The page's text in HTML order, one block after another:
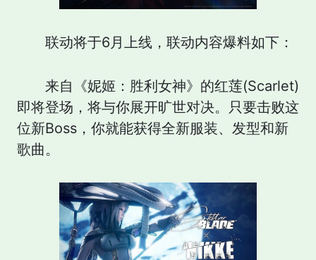
联动将于6月上线，联动内容爆料如下：
来自《妮姬：胜利女神》的红莲(Scarlet)
即将登场，将与你展开旷世对决。只要击败这
位新Boss，你就能获得全新服装、发型和新
歌曲。